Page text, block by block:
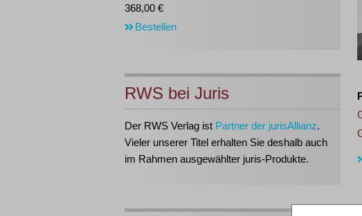
368,00 €
Bestellen
RWS bei Juris
Der RWS Verlag ist Partner der jurisAllianz.
Vieler unserer Titel erhalten Sie deshalb auch
im Rahmen ausgewählter juris-Produkte.